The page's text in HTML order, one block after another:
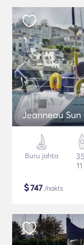
Jeanneau Sun
Buru jahta
$747 /nakts